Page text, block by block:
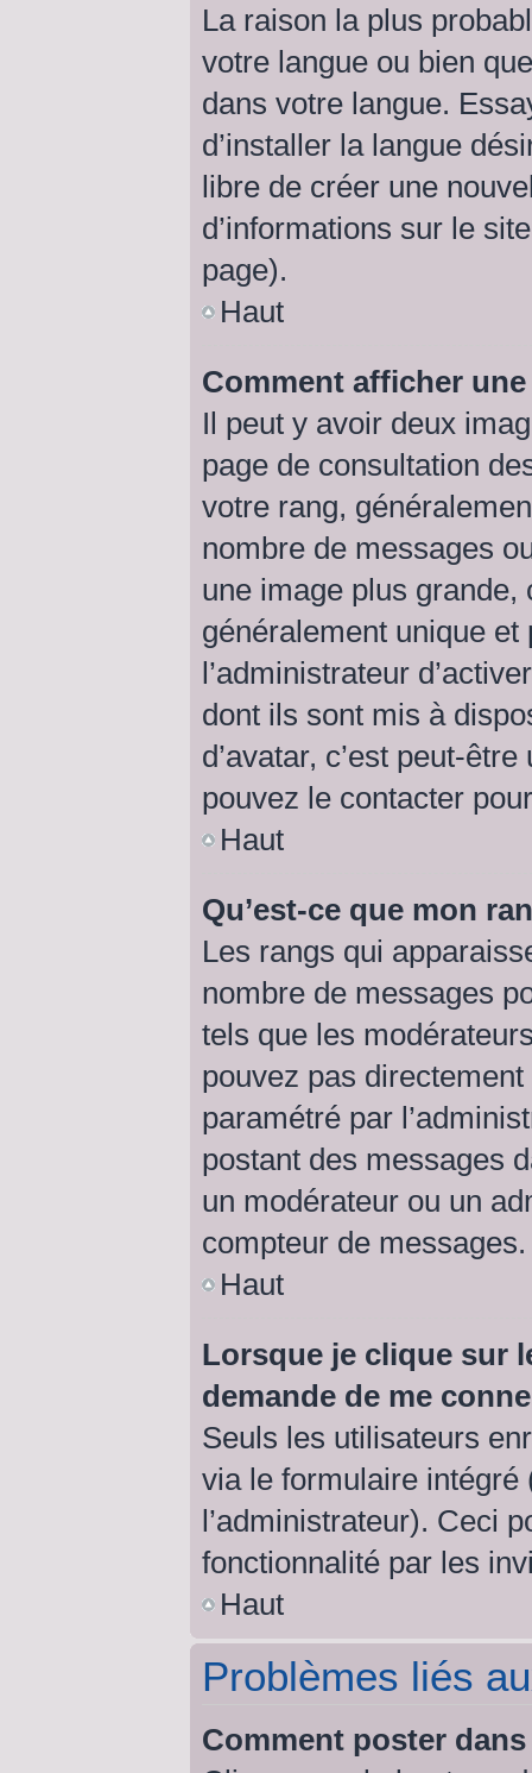
La raison la plus
votre langue ou bien
dans votre langue.
d’installer la langue
libre de créer une
d’informations sur le
page).
Haut
Comment afficher
Il peut y avoir deux
page de consultation
votre rang,
nombre de messages
une image plus grande,
généralement unique et
l’administrateur
dont ils sont mis à
d’avatar, c’est peut-
pouvez le contacter
Haut
Qu’est-ce que mon
Les rangs qui
nombre de messages
tels que les
pouvez pas directement
paramétré par
postant des messages
un modérateur ou un
compteur de messages.
Haut
Lorsque je clique sur
demande de me
Seuls les utilisateurs
via le formulaire intégré
l’administrateur). Ceci
fonctionnalité par les
Haut
Problèmes liés
Comment poster